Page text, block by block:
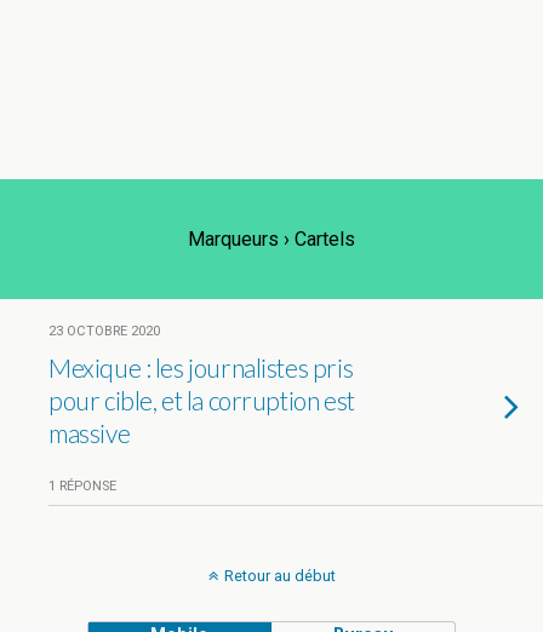
Marqueurs › Cartels
23 OCTOBRE 2020
Mexique : les journalistes pris
pour cible, et la corruption est
massive
1 RÉPONSE
Retour au début